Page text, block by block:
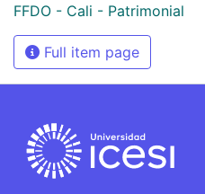
FFDO - Cali - Patrimonial
Full item page